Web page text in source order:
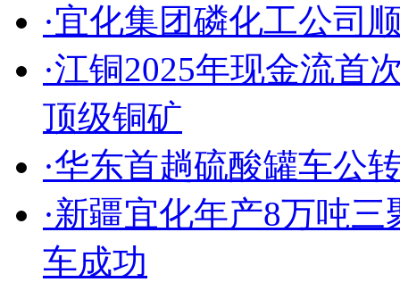
·宜化集团磷化工公司
·江铜2025年现金流首
顶级铜矿
·华东首趟硫酸罐车公
·新疆宜化年产8万吨
车成功